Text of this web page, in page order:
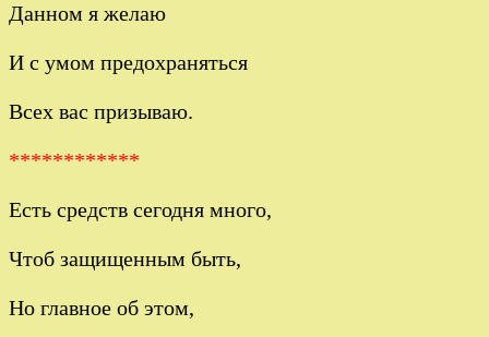
Данном я желаю
И с умом предохраняться
Всех вас призываю.
************
Есть средств сегодня много,
Чтоб защищенным быть,
Но главное об этом,